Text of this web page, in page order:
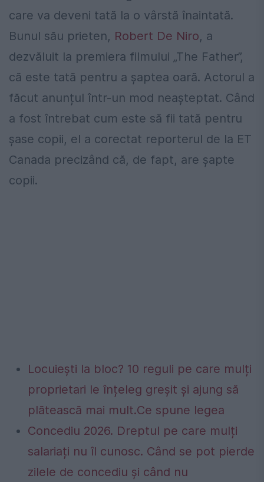
care va deveni tată la o vârstă înaintată.
Bunul său prieten, Robert De Niro, a
dezvăluit la premiera filmului „The Father”,
că este tată pentru a șaptea oară. Actorul a
făcut anunțul într-un mod neașteptat. Când
a fost întrebat cum este să fii tată pentru
șase copii, el a corectat reporterul de la ET
Canada precizând că, de fapt, are șapte
copii.
Locuiești la bloc? 10 reguli pe care mulți
proprietari le înțeleg greșit și ajung să
plătească mai mult.Ce spune legea
Concediu 2026. Dreptul pe care mulți
salariați nu îl cunosc. Când se pot pierde
zilele de concediu și când nu